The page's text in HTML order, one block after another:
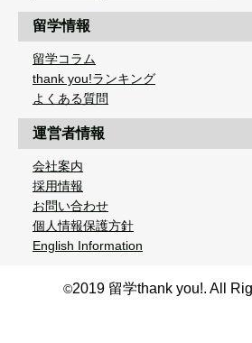
留学情報
留学コラム
thank you!ランキング
よくある質問
運営者情報
会社案内
採用情報
お問い合わせ
個人情報保護方針
English Information
©2019 留学thank you!. All